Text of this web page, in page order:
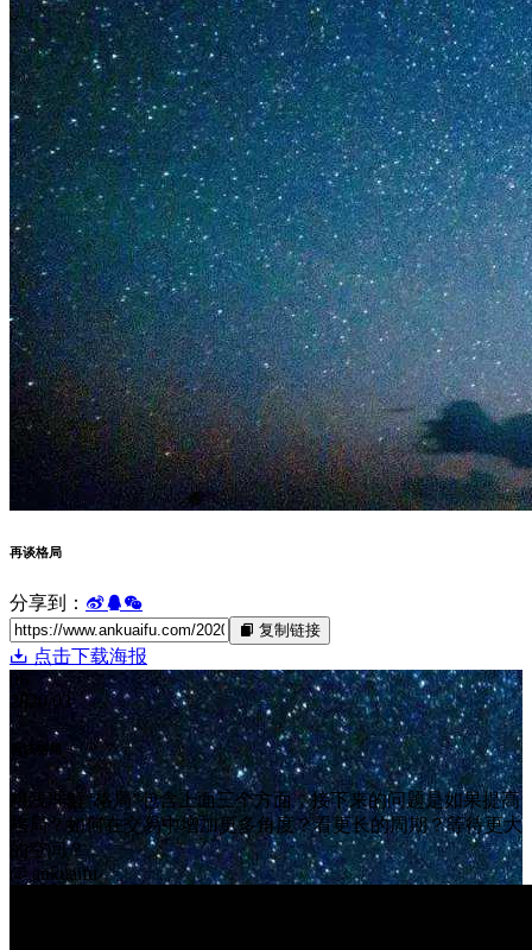
再谈格局
分享到：
复制链接
点击下载海报
06
2020/03
再谈格局
粗浅理解“格局”包含上面三个方面，接下来的问题是如果提高
格局？如何在交易中增加​更多角度？​看更长的周期？​等待更大
的空间？
@ ankuaifu